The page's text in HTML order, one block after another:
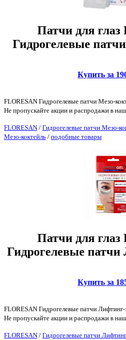
Патчи для глаз
Гидрогелевые
Купить за
FLORESAN Гидрогелевые патчи Мезо-
Не пропускайте акции и распродажи в
FLORESAN / Гидрогелевые патчи Мезо-
Мезо-коктейль / подобные товары
Патчи для глаз
Гидрогелевые
Купить за
FLORESAN Гидрогелевые патчи Лифтинг-
Не пропускайте акции и распродажи в
FLORESAN / Гидрогелевые патчи